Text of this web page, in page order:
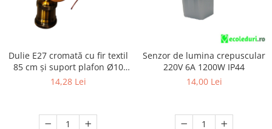
Dulie E27 cromată cu fir textil
85 cm și suport plafon Ø10
cm, cu accesorii de montaj
14,28 Lei
Senzor de lumina crepuscular
220V 6A 1200W IP44
14,00 Lei